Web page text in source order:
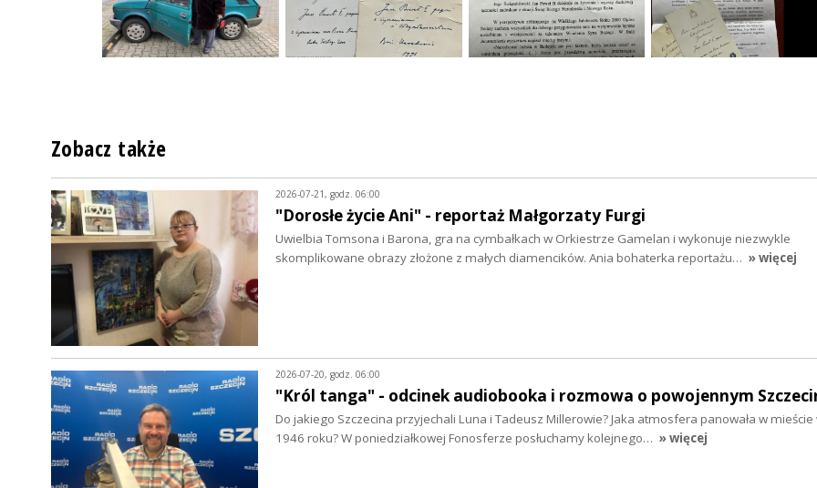
Zobacz także
2026-07-21, godz. 06:00
"Dorosłe życie Ani" - reportaż Małgorzaty Furgi
Uwielbia Tomsona i Barona, gra na cymbałkach w Orkiestrze Gamelan i wykonuje niezwykle
skomplikowane obrazy złożone z małych diamencików. Ania bohaterka reportażu… » więcej
2026-07-20, godz. 06:00
"Król tanga" - odcinek audiobooka i rozmowa o powojennym
Do jakiego Szczecina przyjechali Luna i Tadeusz Millerowie? Jaka atmosfera panowała w
1946 roku? W poniedziałkowej Fonosferze posłuchamy kolejnego… » więcej